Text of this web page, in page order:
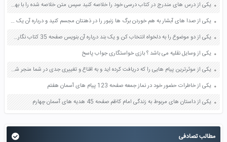
یکی از درس های مندرج در کتاب درسی خود را خلاصه کنید سپس متن خلاصه شده را با بهره گیری از روش های دسته بندی نمودار جدول نقشه مفهومی نشان دهید صفحه 118 نگارش یازدهم
یکی از صدا های آبشار به هم خوردن برگ ها زنبور را در ذهنتان مجسم کنید و درباره آن یک بند بنویسید صفحه 11 نگارش پنجم
یکی از دو موضوع را به دلخواه انتخاب کن و یک بند درباره آن بنویس صفحه 35 کتاب نگارش فارسی سوم
یکی از وسایل نقلیه می باشد ؟ بازی خواستگاری جواب پاسخ
یکی از موثرترین پیام هایی را که دریافت کرده اید و به اقناع و تغییری جدی در شما منجر شده است برسی کنید و علت این تاثیر گذاری قابل توجه را بنویسید صفحه 52 تفکر و سواد رسانه ای دهم
یکی از خاطرات حضور خود در نماز جمعه صفحه 123 پیام های آسمان هفتم
یکی از داستان های مربوط به زندگی امام کاظم صفحه 45 هدیه های آسمان چهارم
مطالب تصادفی